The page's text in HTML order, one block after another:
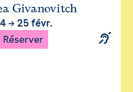
Givanovitch
→ 25 févr.
Réserver